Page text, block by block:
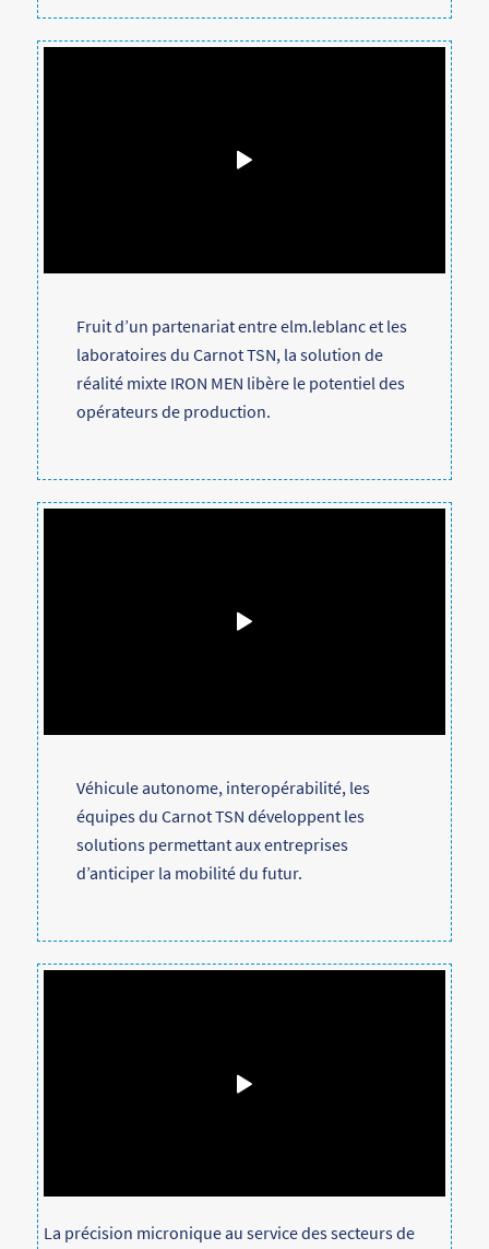
Fruit d’un partenariat entre elm.leblanc et les
laboratoires du Carnot TSN, la solution de
réalité mixte IRON MEN libère le potentiel des
opérateurs de production.
Véhicule autonome, interopérabilité, les
équipes du Carnot TSN développent les
solutions permettant aux entreprises
d’anticiper la mobilité du futur.
La précision micronique au service des secteurs de